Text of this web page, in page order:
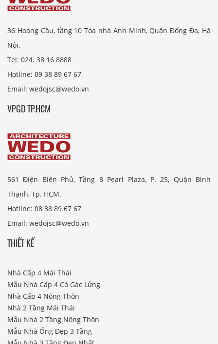
36 Hoàng Cầu, tầng 10 Tòa nhà Anh Minh, Quận Đống Đa, Hà
Nội.
Tel: 024. 38 16 8888
Hotline: 09 38 89 67 67
Email: wedojsc@wedo.vn
VPGD TP.HCM
561 Điện Biên Phủ, Tầng 8 Pearl Plaza, P. 25, Quận Bình
Thạnh, Tp. HCM.
Hotline: 08 38 89 67 67
Email: wedojsc@wedo.vn
THIẾT KẾ
Nhà Cấp 4 Mái Thái
Mẫu Nhà Cấp 4 Có Gác Lửng
Nhà Cấp 4 Nông Thôn
Nhà 2 Tầng Mái Thái
Mẫu Nhà 2 Tầng Nông Thôn
Mẫu Nhà Ống Đẹp 3 Tầng